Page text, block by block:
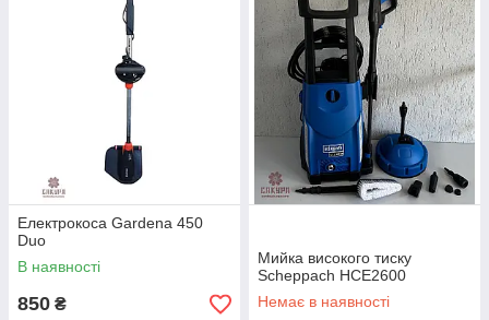
Електрокоса Gardena 450
Duo
В наявності
850 ₴
Мийка високого тиску
Scheppach HCE2600
Немає в наявності